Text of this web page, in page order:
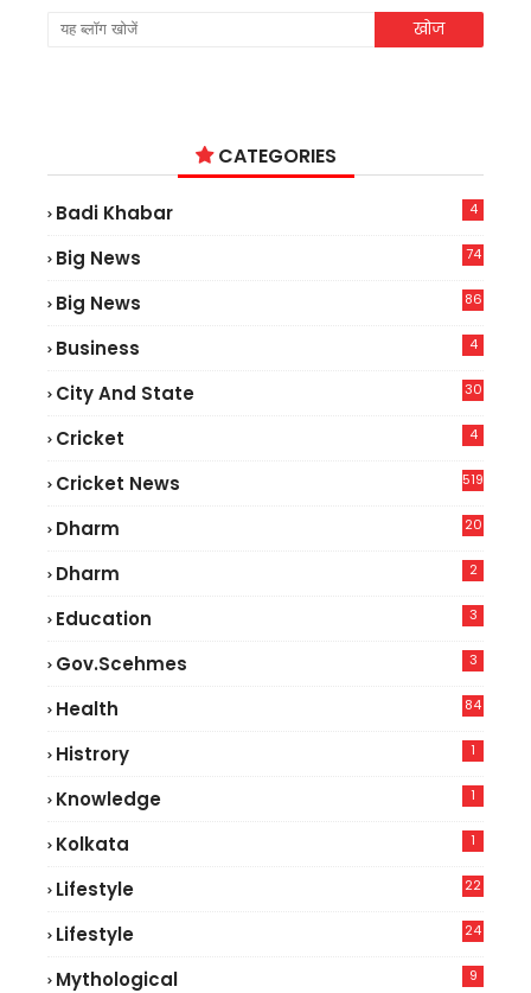
CATEGORIES
Badi Khabar 4
Big News
74
Big News
86
Business 4
City And State 30
Cricket 4
Cricket News 519
Dharm 20
Dharm 2
Education 3
Gov.scehmes 3
Health
84
Histrory 1
Knowledge 1
Kolkata 1
Lifestyle
22
Lifestyle
24
Mythological 9